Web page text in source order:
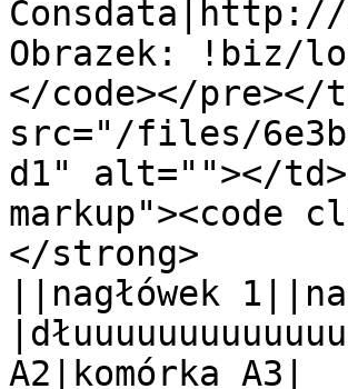
Obrazek: !biz/
</code></pre></
src="/files/
d1" alt=""></
markup"><code
</strong>
||nagłówek
A2|komórka A3|